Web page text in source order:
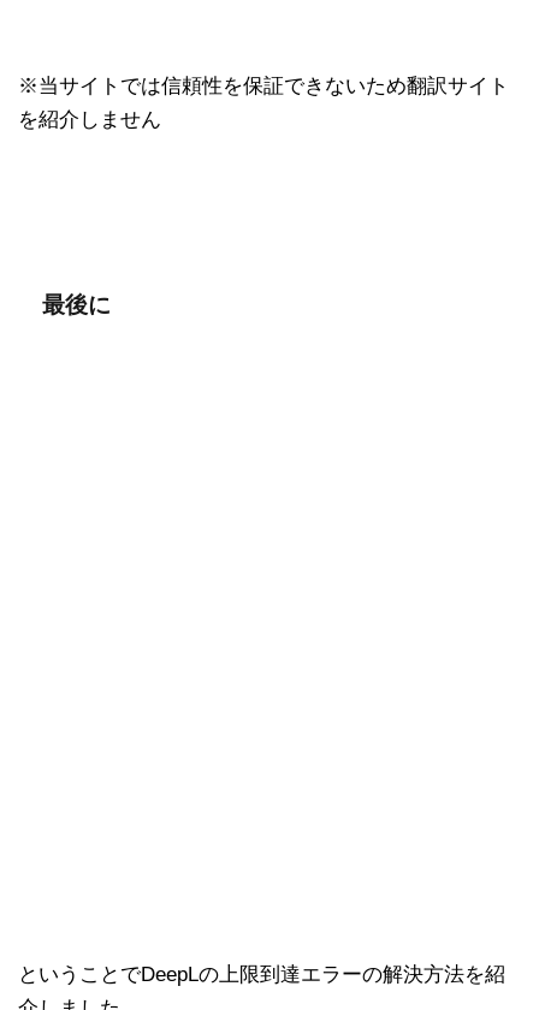
※当サイトでは信頼性を保証できないため翻訳サイト
を紹介しません
最後に
ということでDeepLの上限到達エラーの解決方法を紹